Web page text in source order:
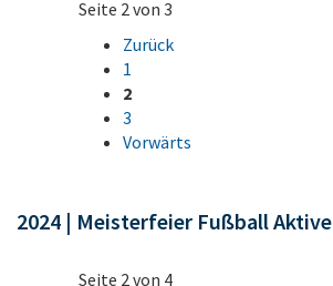
Seite 2 von 3
Zurück
1
2
3
Vorwärts
2024 | Meisterfeier Fußball Aktive
Seite 2 von 4